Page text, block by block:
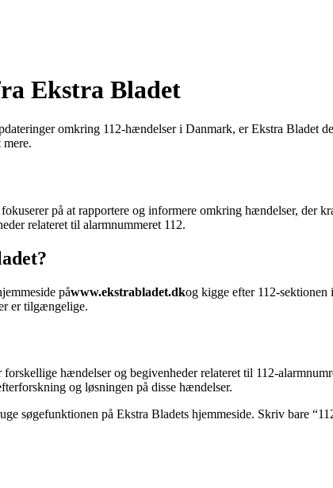
Ekstra Bladet
omkring 112-hændelser i Danmark, er Ekstra Bladet
på at rapportere og informere omkring hændelser,
relateret til alarmnummeret 112.
påwww.ekstrabladet.dkog kigge efter 112-
er tilgængelige.
hændelser og begivenheder relateret til 112-
og løsningen på disse hændelser.
søgefunktionen på Ekstra Bladets hjemmeside. Skriv bare